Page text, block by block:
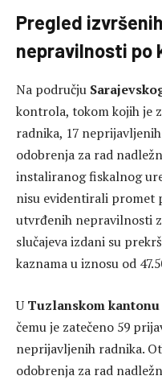
Pregled
nepravilnosti po
Na području
kontrola, tokom kojih je
radnika, 17
odobrenja za rad
instaliranog fiskalnog
nisu evidentirali promet
utvrđenih nepravilnosti
slučajeva izdani su
kaznama u iznosu od
U Tuzlanskom kantonu
čemu je zatečeno 59
neprijavljenih radnika.
odobrenja za rad